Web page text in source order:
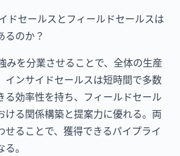
ドセールスとフィールドセールスは
るのか？
みを分業させることで、全体の生産
インサイドセールスは短時間で多数
る効率性を持ち、フィールドセール
ける関係構築と提案力に優れる。両
せることで、獲得できるパイプライ
。